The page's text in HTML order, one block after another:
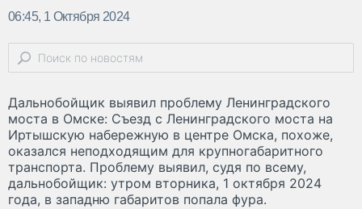
06:45, 1 Октября 2024
Дальнобойщик выявил проблему Ленинградского
моста в Омске: Съезд с Ленинградского моста на
Иртышскую набережную в центре Омска, похоже,
оказался неподходящим для крупногабаритного
транспорта. Проблему выявил, судя по всему,
дальнобойщик: утром вторника, 1 октября 2024
года, в западню габаритов попала фура.